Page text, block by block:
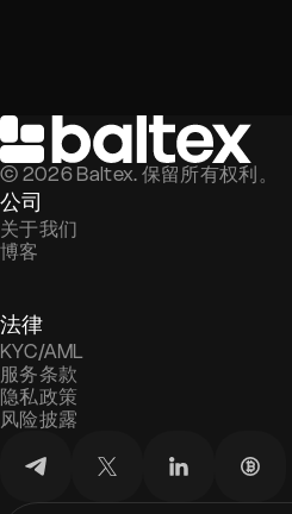
© 2026 Baltex. 保留所有权利。
公司
关于我们
博客
法律
KYC/AML
服务条款
隐私政策
风险披露